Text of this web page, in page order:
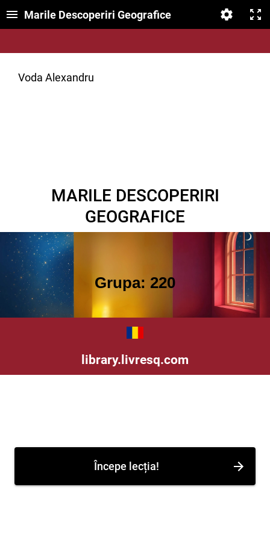
Marile Descoperiri Geografice
Voda Alexandru
MARILE DESCOPERIRI
GEOGRAFICE
Grupa: 220
library.livresq.com
Începe lecția!